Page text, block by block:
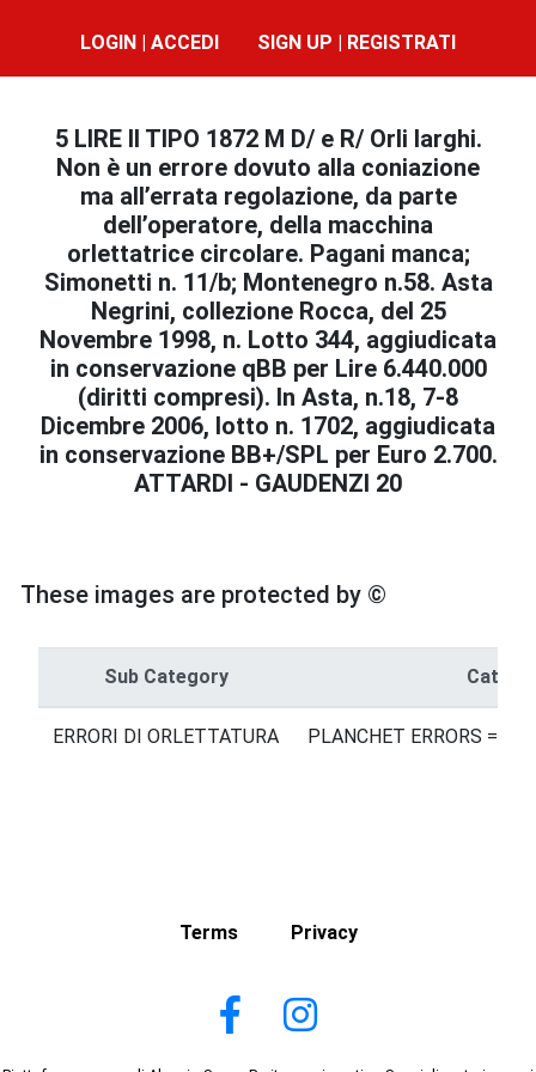
LOGIN | ACCEDI SIGN UP | REGISTRATI
5 LIRE II TIPO 1872 M D/ e R/ Orli larghi.
Non è un errore dovuto alla coniazione
ma all’errata regolazione, da parte
dell’operatore, della macchina
orlettatrice circolare. Pagani manca;
Simonetti n. 11/b; Montenegro n.58. Asta
Negrini, collezione Rocca, del 25
Novembre 1998, n. Lotto 344, aggiudicata
in conservazione qBB per Lire 6.440.000
(diritti compresi). In Asta, n.18, 7-8
Dicembre 2006, lotto n. 1702, aggiudicata
in conservazione BB+/SPL per Euro 2.700.
ATTARDI - GAUDENZI 20
These images are protected by ©
Sub Category
ERRORI DI ORLETTATURA PLANCHET ERRORS =
Terms Privacy